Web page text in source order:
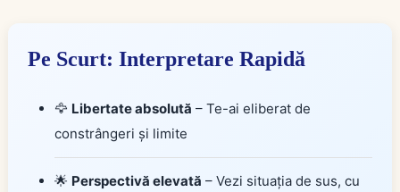
Pe Scurt: Interpretare Rapidă
🦅 Libertate absolută – Te-ai eliberat de
constrângeri și limite
🌟 Perspectivă elevată – Vezi situația de sus, cu